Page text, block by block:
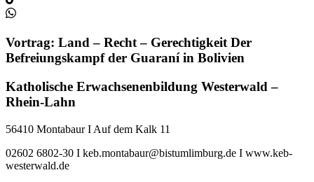
Vortrag: Land – Recht – Gerechtigkeit Der
Befreiungskampf der Guaraní in Bolivien
Katholische Erwachsenenbildung Westerwald –
Rhein-Lahn
56410 Montabaur I Auf dem Kalk 11
02602 6802-30 I keb.montabaur@bistumlimburg.de I www.keb-
westerwald.de